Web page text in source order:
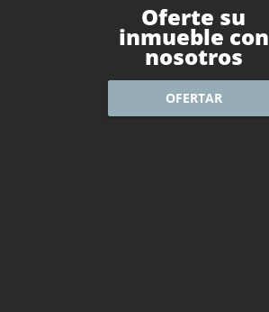
Oferte su
inmueble con
nosotros
OFERTAR